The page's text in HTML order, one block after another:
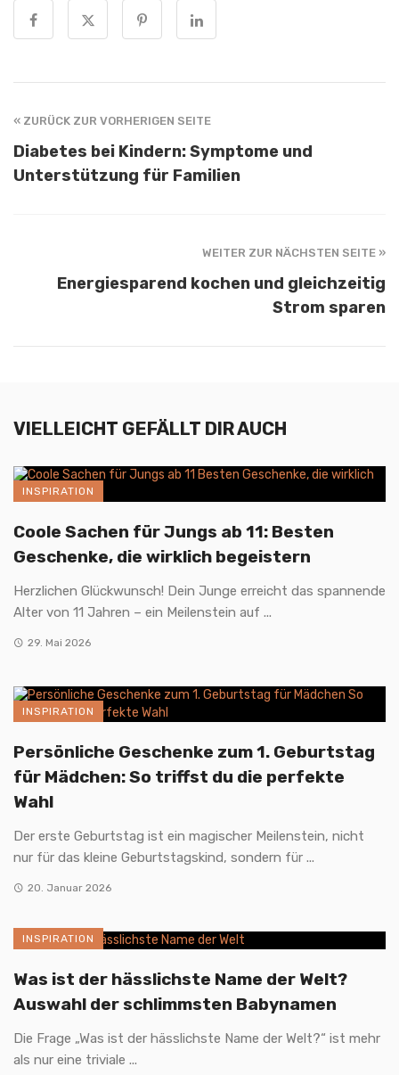
« ZURÜCK ZUR VORHERIGEN SEITE
Diabetes bei Kindern: Symptome und
Unterstützung für Familien
WEITER ZUR NÄCHSTEN SEITE »
Energiesparend kochen und gleichzeitig
Strom sparen
VIELLEICHT GEFÄLLT DIR AUCH
INSPIRATION
Coole Sachen für Jungs ab 11: Besten
Geschenke, die wirklich begeistern
Herzlichen Glückwunsch! Dein Junge erreicht das spannende
Alter von 11 Jahren – ein Meilenstein auf ...
29. Mai 2026
INSPIRATION
Persönliche Geschenke zum 1. Geburtstag
für Mädchen: So triffst du die perfekte
Wahl
Der erste Geburtstag ist ein magischer Meilenstein, nicht
nur für das kleine Geburtstagskind, sondern für ...
20. Januar 2026
INSPIRATION
Was ist der hässlichste Name der Welt?
Auswahl der schlimmsten Babynamen
Die Frage „Was ist der hässlichste Name der Welt?“ ist mehr
als nur eine triviale ...